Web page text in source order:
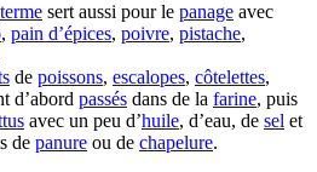
terme sert aussi pour le panage avec
, pain d’épices, poivre, pistache,
de poissons, escalopes, côtelettes,
d’abord passés dans de la farine, puis
avec un peu d’huile, d’eau, de sel et
de panure ou de chapelure.